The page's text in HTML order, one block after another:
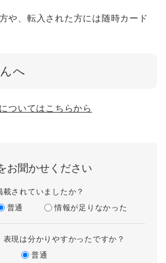
や、転入された方には随時カード
へ
ついてはこちらから
お聞かせください
されていましたか？
普通 情報が足りなかった
現は分かりやすかったですか？
普通